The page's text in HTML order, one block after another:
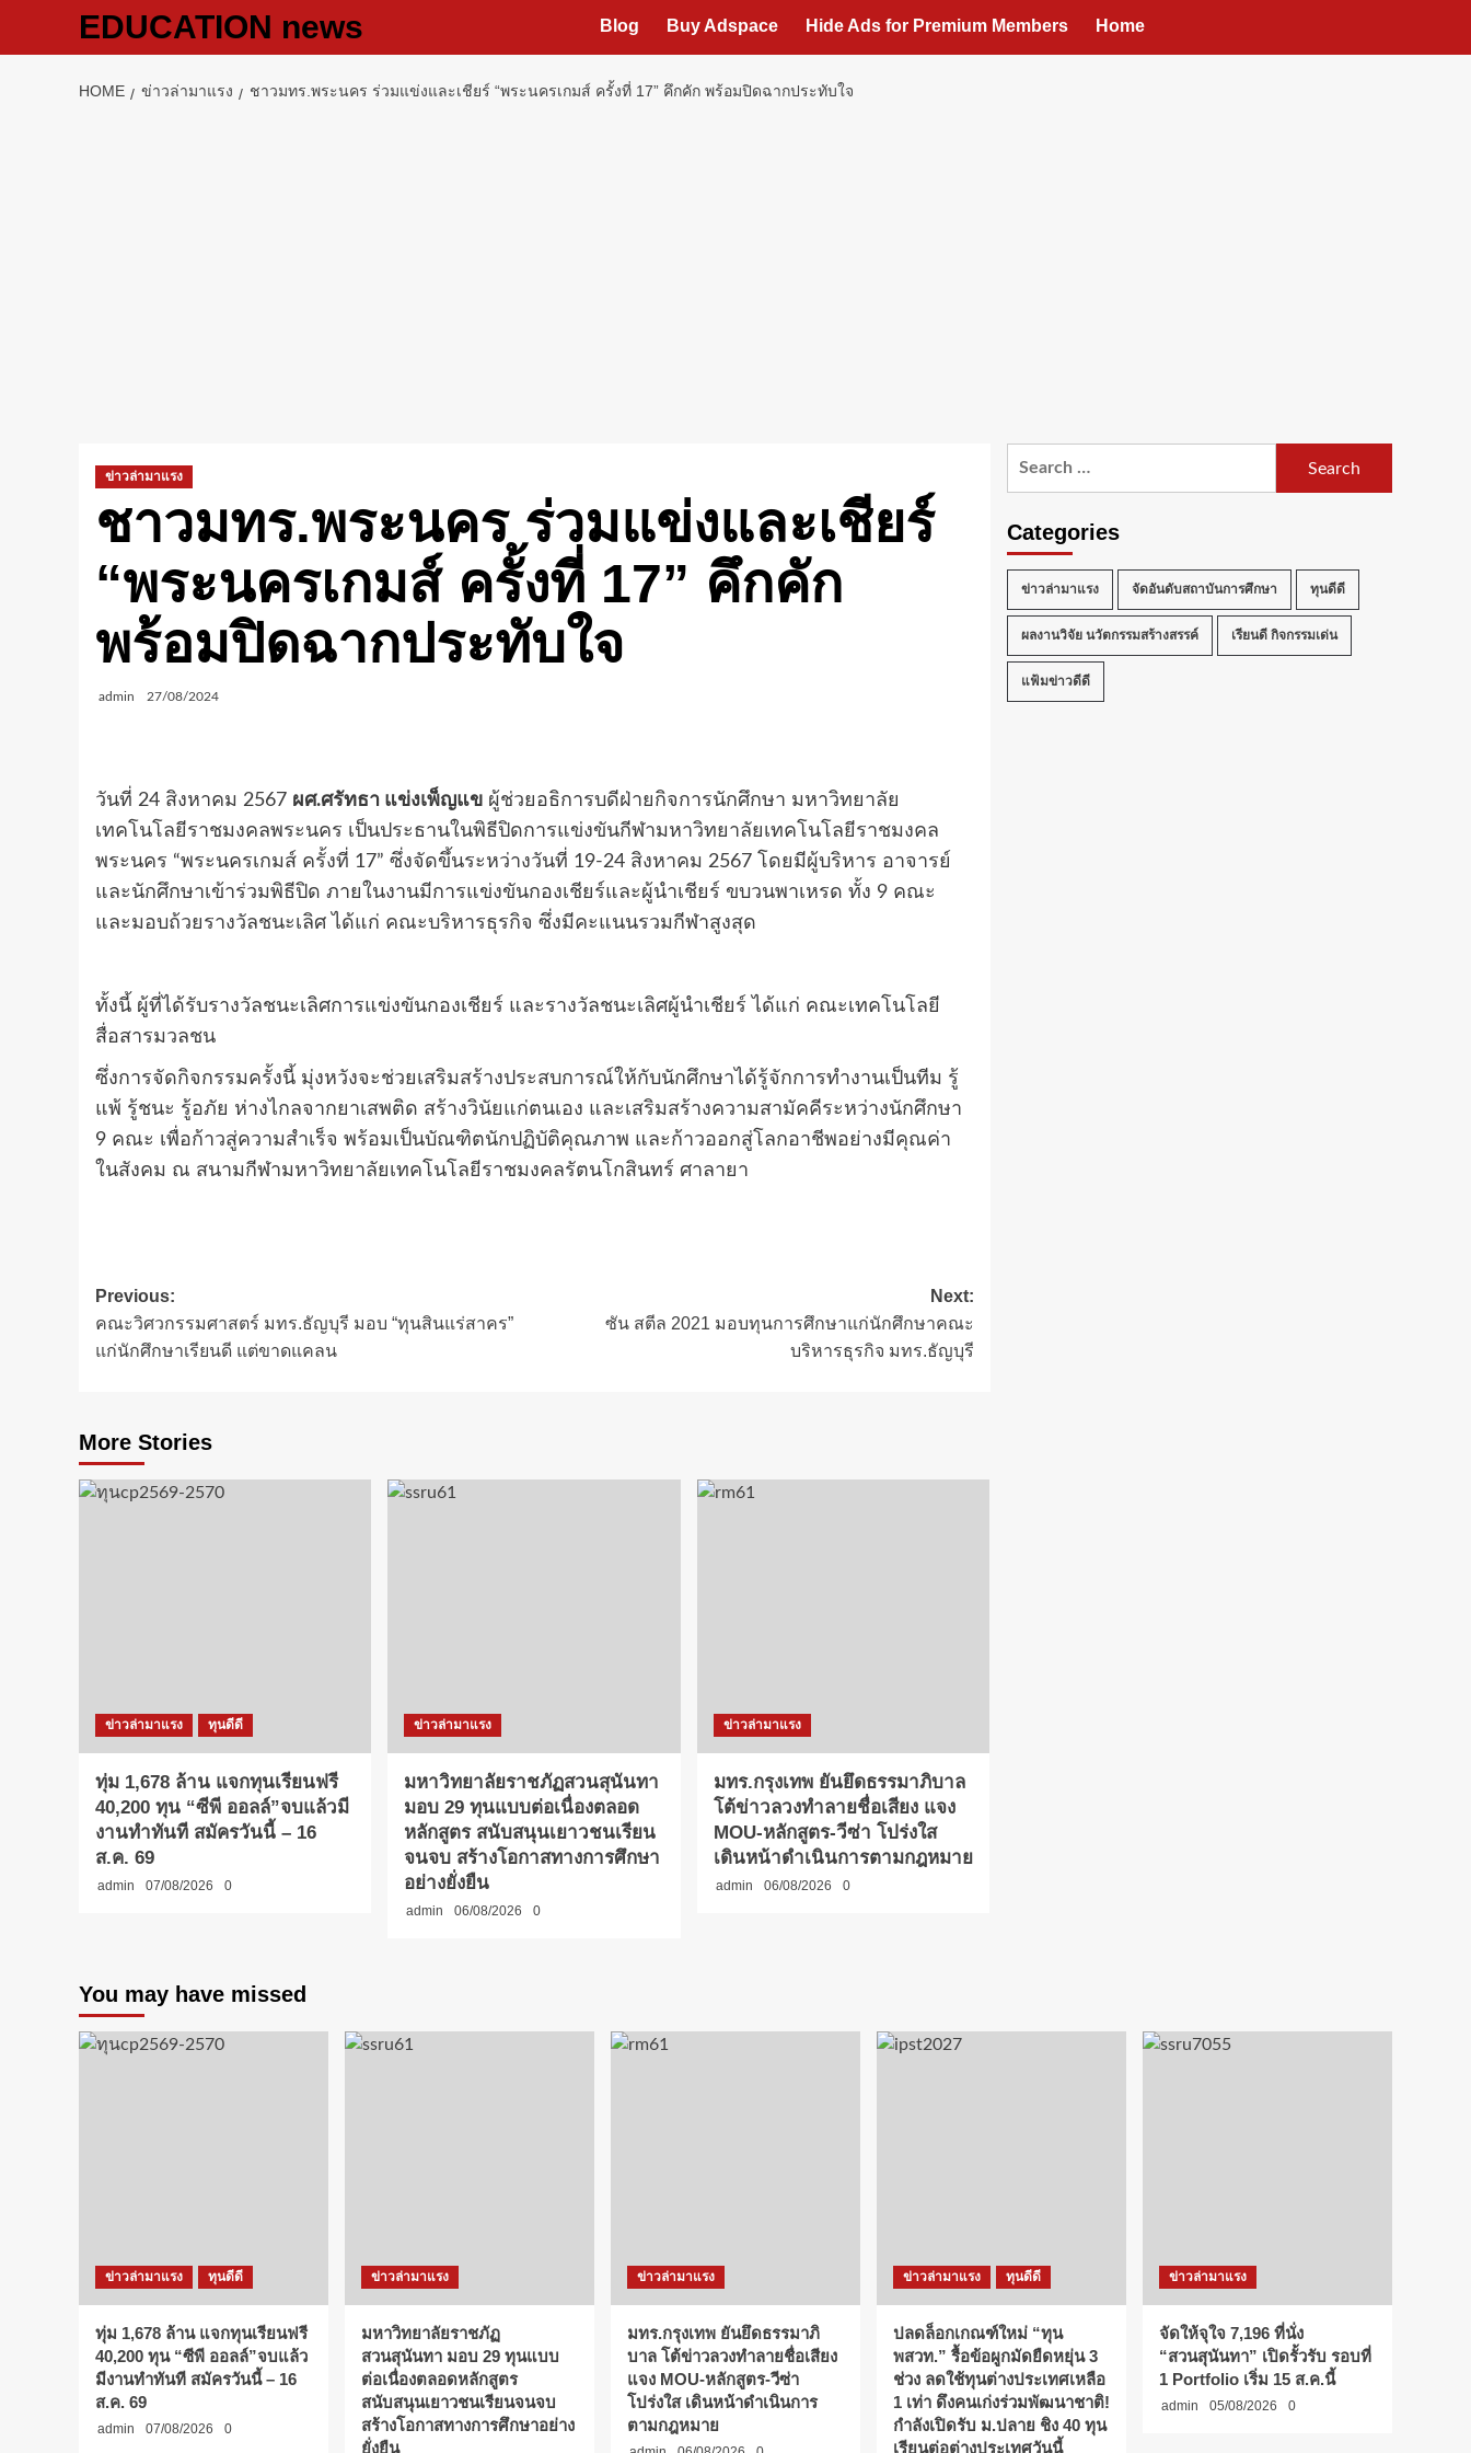
EDUCATION news Blog Buy Adspace Hide Ads for Premium Members Home
HOME ข่าวล่ามาแรง ชาวมทร.พระนคร ร่วมแข่งและเชียร์ “พระนครเกมส์ ครั้งที่ 17” คึกคัก พร้อมปิดฉากประทับใจ
ข่าวล่ามาแรง
ชาวมทร.พระนคร ร่วมแข่งและเชียร์
“พระนครเกมส์ ครั้งที่ 17” คึกคัก
พร้อมปิดฉากประทับใจ
admin 27/08/2024
วันที่ 24 สิงหาคม 2567 ผศ.ศรัทธา แข่งเพ็ญแข ผู้ช่วยอธิการบดีฝ่ายกิจการนักศึกษา มหาวิทยาลัย
เทคโนโลยีราชมงคลพระนคร เป็นประธานในพิธีปิดการแข่งขันกีฬามหาวิทยาลัยเทคโนโลยีราชมงคล
พระนคร “พระนครเกมส์ ครั้งที่ 17” ซึ่งจัดขึ้นระหว่างวันที่ 19-24 สิงหาคม 2567 โดยมีผู้บริหาร อาจารย์
และนักศึกษาเข้าร่วมพิธีปิด ภายในงานมีการแข่งขันกองเชียร์และผู้นำเชียร์ ขบวนพาเหรด ทั้ง 9 คณะ
และมอบถ้วยรางวัลชนะเลิศ ได้แก่ คณะบริหารธุรกิจ ซึ่งมีคะแนนรวมกีฬาสูงสุด
ทั้งนี้ ผู้ที่ได้รับรางวัลชนะเลิศการแข่งขันกองเชียร์ และรางวัลชนะเลิศผู้นำเชียร์ ได้แก่ คณะเทคโนโลยี
สื่อสารมวลชน
ซึ่งการจัดกิจกรรมครั้งนี้ มุ่งหวังจะช่วยเสริมสร้างประสบการณ์ให้กับนักศึกษาได้รู้จักการทำงานเป็นทีม รู้
แพ้ รู้ชนะ รู้อภัย ห่างไกลจากยาเสพติด สร้างวินัยแก่ตนเอง และเสริมสร้างความสามัคคีระหว่างนักศึกษา
9 คณะ เพื่อก้าวสู่ความสำเร็จ พร้อมเป็นบัณฑิตนักปฏิบัติคุณภาพ และก้าวออกสู่โลกอาชีพอย่างมีคุณค่า
ในสังคม ณ สนามกีฬามหาวิทยาลัยเทคโนโลยีราชมงคลรัตนโกสินทร์ ศาลายา
Post
navigation
Previous:
คณะวิศวกรรมศาสตร์ มทร.ธัญบุรี มอบ “ทุนสินแร่สาคร”
แก่นักศึกษาเรียนดี แต่ขาดแคลน
Next:
ซัน สตีล 2021 มอบทุนการศึกษาแก่นักศึกษาคณะ
บริหารธุรกิจ มทร.ธัญบุรี
More Stories
ข่าวล่ามาแรง ทุนดีดี
ทุ่ม 1,678 ล้าน แจกทุนเรียนฟรี
40,200 ทุน “ซีพี ออลล์”จบแล้วมี
งานทำทันที สมัครวันนี้ – 16
ส.ค. 69
admin 07/08/2026 0
ข่าวล่ามาแรง
มหาวิทยาลัยราชภัฏสวนสุนันทา
มอบ 29 ทุนแบบต่อเนื่องตลอด
หลักสูตร สนับสนุนเยาวชนเรียน
จนจบ สร้างโอกาสทางการศึกษา
อย่างยั่งยืน
admin 06/08/2026 0
ข่าวล่ามาแรง
มทร.กรุงเทพ ยันยึดธรรมาภิบาล
โต้ข่าวลวงทำลายชื่อเสียง แจง
MOU-หลักสูตร-วีซ่า โปร่งใส
เดินหน้าดำเนินการตามกฎหมาย
admin 06/08/2026 0
Categories
ข่าวล่ามาแรง จัดอันดับสถาบันการศึกษา ทุนดีดี
ผลงานวิจัย นวัตกรรมสร้างสรรค์ เรียนดี กิจกรรมเด่น
แฟ้มข่าวดีดี
You may have missed
ข่าวล่ามาแรง ทุนดีดี
ทุ่ม 1,678 ล้าน แจกทุนเรียนฟรี
40,200 ทุน “ซีพี ออลล์”จบแล้ว
มีงานทำทันที สมัครวันนี้ – 16
ส.ค. 69
admin 07/08/2026 0
ข่าวล่ามาแรง
มหาวิทยาลัยราชภัฏ
สวนสุนันทา มอบ 29 ทุนแบบ
ต่อเนื่องตลอดหลักสูตร
สนับสนุนเยาวชนเรียนจนจบ
สร้างโอกาสทางการศึกษาอย่าง
ยั่งยืน
ข่าวล่ามาแรง
มทร.กรุงเทพ ยันยึดธรรมาภิ
บาล โต้ข่าวลวงทำลายชื่อเสียง
แจง MOU-หลักสูตร-วีซ่า
โปร่งใส เดินหน้าดำเนินการ
ตามกฎหมาย
ข่าวล่ามาแรง ทุนดีดี
ปลดล็อกเกณฑ์ใหม่ “ทุน
พสวท.” รื้อข้อผูกมัดยืดหยุ่น 3
ช่วง ลดใช้ทุนต่างประเทศเหลือ
1 เท่า ดึงคนเก่งร่วมพัฒนาชาติ!
กำลังเปิดรับ ม.ปลาย ชิง 40 ทุน
เรียนต่อต่างประเทศวันนี้
ข่าวล่ามาแรง
จัดให้จุใจ 7,196 ที่นั่ง
“สวนสุนันทา” เปิดรั้วรับ รอบที่
1 Portfolio เริ่ม 15 ส.ค.นี้
admin 05/08/2026 0